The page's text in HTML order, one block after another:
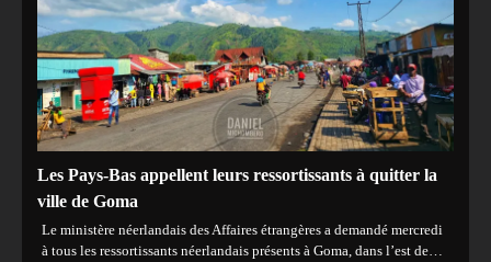
Les Pays-Bas appellent leurs ressortissants à quitter la
ville de Goma
Le ministère néerlandais des Affaires étrangères a demandé mercredi
à tous les ressortissants néerlandais présents à Goma, dans l’est de…